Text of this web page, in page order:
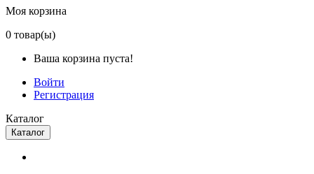
Моя корзина
0 товар(ы)
Ваша корзина пуста!
Войти
Регистрация
Каталог
Каталог